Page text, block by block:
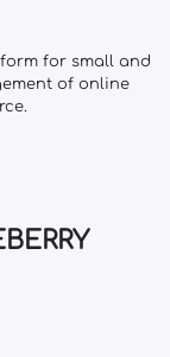
for small and
of online